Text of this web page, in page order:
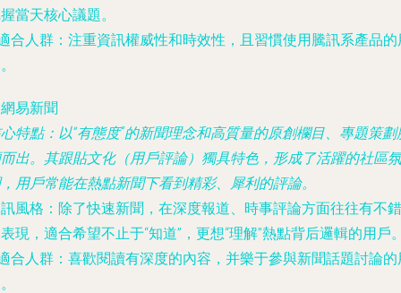
當天核心議題。
合人群 ：注重資訊權威性和時效性，且習慣使用騰訊系產品的
易新聞
特點：以“有態度”的新聞理念和高質量的原創欄目、專題策劃
出。其跟貼文化（用戶評論）獨具特色，形成了活躍的社區氛
用戶常能在熱點新聞下看到精彩、犀利的評論。
風格 ：除了快速新聞，在深度報道、時事評論方面往往有不錯
現，適合希望不止于“知道”，更想“理解”熱點背后邏輯的用戶
合人群 ：喜歡閱讀有深度的內容，并樂于參與新聞話題討論的